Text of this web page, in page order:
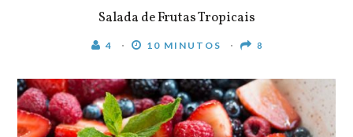
Salada de Frutas Tropicais
4 10 MINUTOS 8